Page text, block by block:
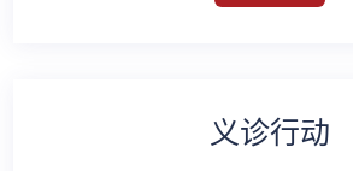
义诊行动